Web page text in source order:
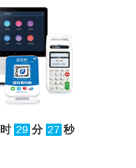
时 29 分 26 秒